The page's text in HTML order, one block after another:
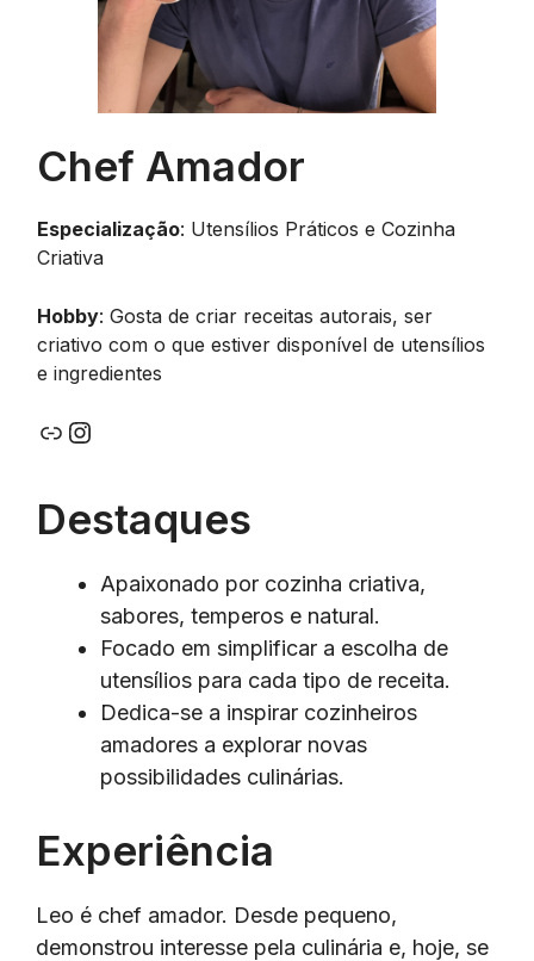
Chef Amador
Especialização: Utensílios Práticos e Cozinha
Criativa
Hobby: Gosta de criar receitas autorais, ser
criativo com o que estiver disponível de utensílios
e ingredientes
LinkInstagram
Destaques
Apaixonado por cozinha criativa,
sabores, temperos e natural.
Focado em simplificar a escolha de
utensílios para cada tipo de receita.
Dedica-se a inspirar cozinheiros
amadores a explorar novas
possibilidades culinárias.
Experiência
Leo é chef amador. Desde pequeno,
demonstrou interesse pela culinária e, hoje, se